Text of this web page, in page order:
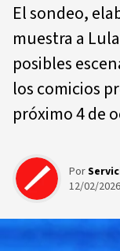
El sondeo,
muestra a
posibles
los comicios
próximo 4 de
Por
12/02/